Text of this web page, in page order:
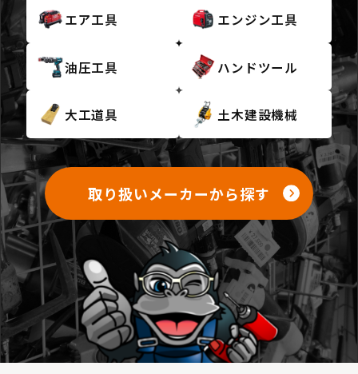
エア工具 エンジン工具
油圧工具 ハンドツール
大工道具 土木建設機械
取り扱いメーカーから探す